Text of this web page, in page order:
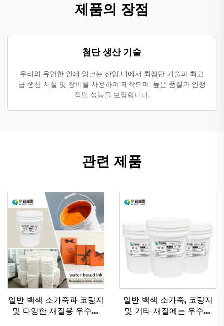
제품의 장점
첨단 생산 기술
우리의 유연한 인쇄 잉크는 산업 내에서 최첨단 기술과 최고
급 생산 시설 및 장비를 사용하여 제작되며, 높은 품질과 안정
적인 성능을 보장합니다.
관련 제품
일반 백색 소가죽과 코팅지
및 다양한 재질용 우수한
일반 백색 소가죽, 코팅지
및 기타 재질에는 우수한